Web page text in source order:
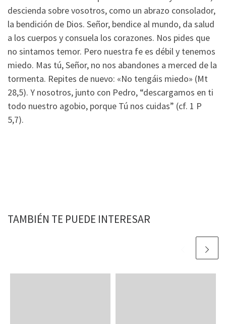
descienda sobre vosotros, como un abrazo consolador,
la bendición de Dios. Señor, bendice al mundo, da salud
a los cuerpos y consuela los corazones. Nos pides que
no sintamos temor. Pero nuestra fe es débil y tenemos
miedo. Mas tú, Señor, no nos abandones a merced de la
tormenta. Repites de nuevo: «No tengáis miedo» (Mt
28,5). Y nosotros, junto con Pedro, “descargamos en ti
todo nuestro agobio, porque Tú nos cuidas” (cf. 1 P
5,7).
TAMBIÉN TE PUEDE INTERESAR